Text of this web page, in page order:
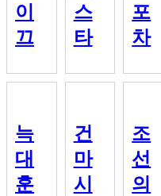
이
끄
스
타
포
차
늑
대
훈
건
마
시
조
선
의